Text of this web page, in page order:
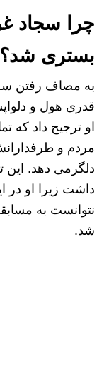
چرا سجاد
بستری شد؟
به مصاف رفتن
قدری هول و
او ترجیح داد که
مردم و
دلگرمی دهد. این
داشت زیرا او در
نتوانست به
شد.